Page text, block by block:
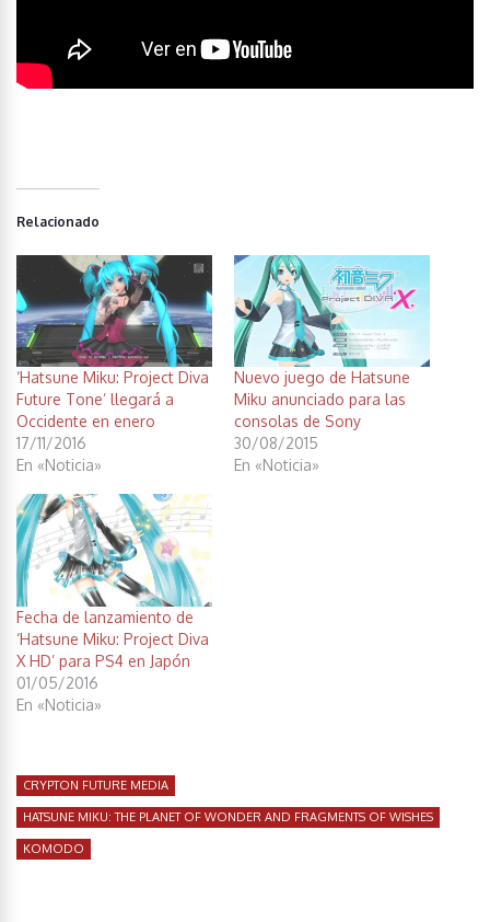
Relacionado
‘Hatsune Miku: Project Diva
Future Tone’ llegará a
Occidente en enero
17/11/2016
En «Noticia»
Nuevo juego de Hatsune
Miku anunciado para las
consolas de Sony
30/08/2015
En «Noticia»
Fecha de lanzamiento de
‘Hatsune Miku: Project Diva
X HD’ para PS4 en Japón
01/05/2016
En «Noticia»
CRYPTON FUTURE MEDIA
HATSUNE MIKU: THE PLANET OF WONDER AND FRAGMENTS OF WISHES
KOMODO